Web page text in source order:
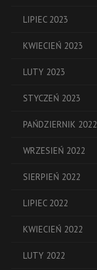
LIPIEC 2023
KWIECIEŃ 2023
LUTY 2023
STYCZEŃ 2023
PAŃDZIERNIK 2022
WRZESIEŃ 2022
SIERPIEŃ 2022
LIPIEC 2022
KWIECIEŃ 2022
LUTY 2022